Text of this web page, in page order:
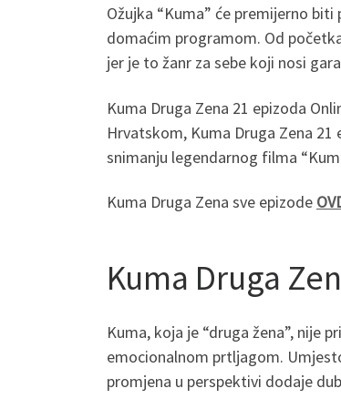
Ožujka “Kuma” će premijerno
domaćim programom. Od
jer je to žanr za sebe koji nosi
Kuma Druga Zena 21 epizoda
Hrvatskom, Kuma Druga Zena 21
snimanju legendarnog filma
Kuma Druga Zena sve epizode
Kuma Druga
Kuma, koja je “druga žena”, nije
emocionalnom prtljagom.
promjena u perspektivi dodaje